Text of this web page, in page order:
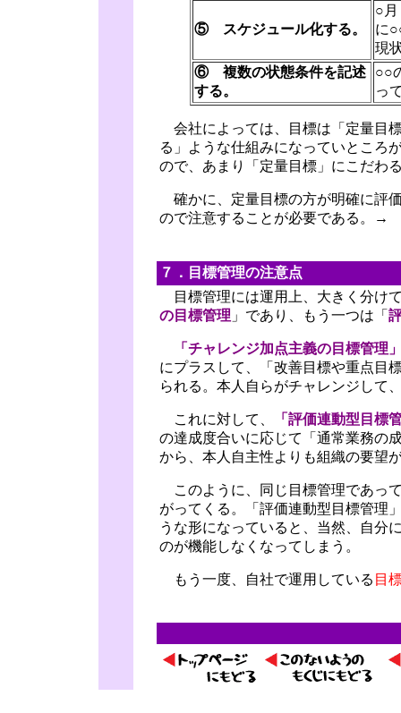
⑤ スケジュール化する。
○
に
現
⑥ 複数の状態条件を記述
する。
○○
っ
会社によっては、目標は「定量目
る」ような仕組みになっていところ
ので、あまり「定量目標」にこだわ
確かに、定量目標の方が明確に評
ので注意することが必要である。
７．目標管理の注意点
目標管理には運用上、大きく分け
の目標管理 」であり、もう一つは「
「チャレンジ加点主義の目標管理
にプラスして、「改善目標や重点目
られる。本人自らがチャレンジして
これに対して、
「評価連動型目標
の達成度合いに応じて「通常業務の
から、本人自主性よりも組織の要望
このように、同じ目標管理であっ
がってくる。「評価連動型目標管理
うな形になっていると、当然、自分
のが機能しなくなってしまう。
もう一度、自社で運用している 目